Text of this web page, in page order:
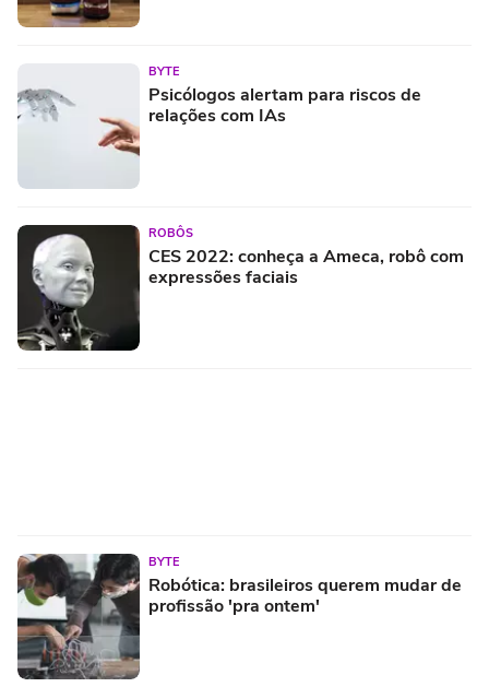
BYTE
Psicólogos alertam para riscos de
relações com IAs
ROBÔS
CES 2022: conheça a Ameca, robô com
expressões faciais
BYTE
Robótica: brasileiros querem mudar de
profissão 'pra ontem'